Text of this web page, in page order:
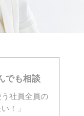
でも相談
う社員全員の
！」